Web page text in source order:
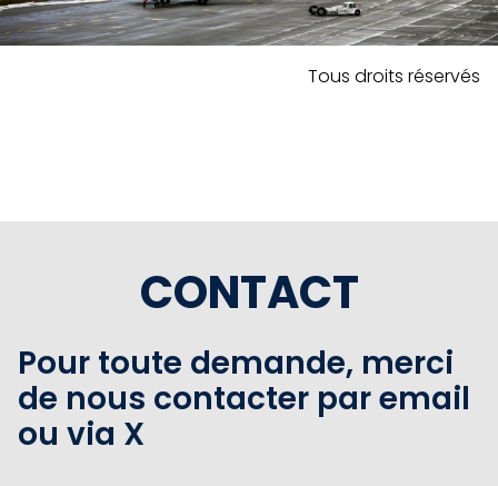
Tous droits réservés
CONTACT
Pour toute demande, merci
de nous contacter par email
ou via X